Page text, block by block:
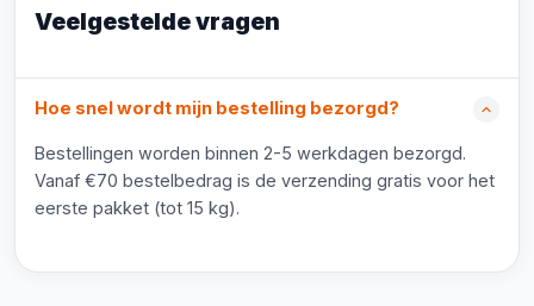
Veelgestelde vragen
Hoe snel wordt mijn bestelling bezorgd?
Bestellingen worden binnen 2-5 werkdagen bezorgd.
Vanaf €70 bestelbedrag is de verzending gratis voor het
eerste pakket (tot 15 kg).